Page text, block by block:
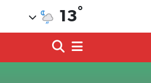
13°